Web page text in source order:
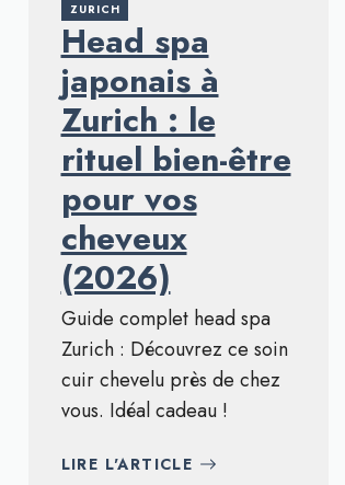
ZURICH
Head spa
japonais à
Zurich : le
rituel bien-être
pour vos
cheveux
(2026)
Guide complet head spa
Zurich : Découvrez ce soin
cuir chevelu près de chez
vous. Idéal cadeau !
LIRE L'ARTICLE